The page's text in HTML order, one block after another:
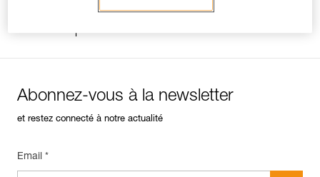
Autres produits
Abonnez-vous à la newsletter
et restez connecté à notre actualité
Email *